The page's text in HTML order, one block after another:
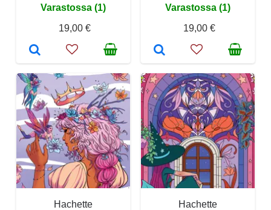
Varastossa (1)
19,00 €
Varastossa (1)
19,00 €
Hachette
Hachette